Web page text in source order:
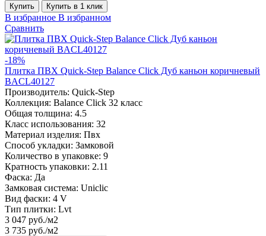
Купить Купить в 1 клик
В избранное В избранном
Сравнить
-18%
Плитка ПВХ Quick-Step Balance Click Дуб каньон коричневый
BACL40127
Производитель: Quick-Step
Коллекция: Balance Click 32 класс
Общая толщина: 4.5
Класс использования: 32
Материал изделия: Пвх
Способ укладки: Замковой
Количество в упаковке: 9
Кратность упаковки: 2.11
Фаска: Да
Замковая система: Uniclic
Вид фаски: 4 V
Тип плитки: Lvt
3 047 руб./м2
3 735 руб./м2